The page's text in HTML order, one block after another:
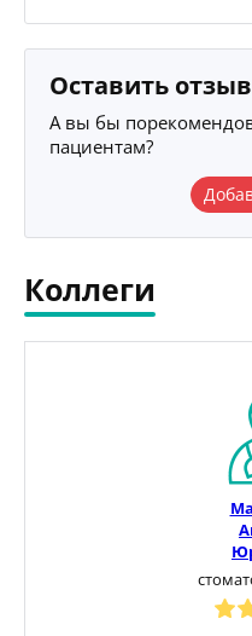
Оставить отзыв
А вы бы
пациентам?
Коллеги